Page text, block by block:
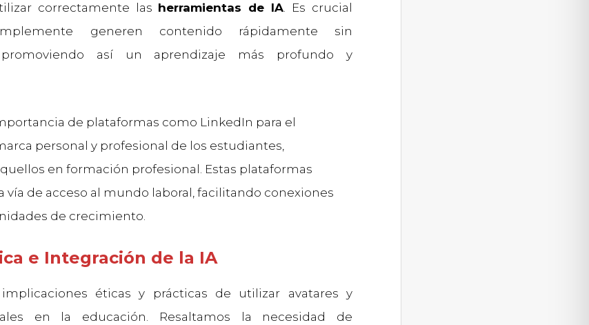
correctamente las herramientas de IA. Es crucial
generen contenido rápidamente sin
promoviendo así un aprendizaje más profundo y
de plataformas como LinkedIn para el
personal y profesional de los estudiantes,
en formación profesional. Estas plataformas
vía de acceso al mundo laboral, facilitando conexiones
de crecimiento.
e Integración de la IA
éticas y prácticas de utilizar avatares y
en la educación. Resaltamos la necesidad de